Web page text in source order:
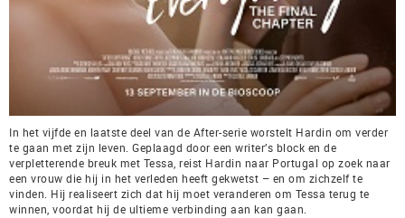
In het vijfde en laatste deel van de After-serie worstelt Hardin om verder
te gaan met zijn leven. Geplaagd door een writer’s block en de
verpletterende breuk met Tessa, reist Hardin naar Portugal op zoek naar
een vrouw die hij in het verleden heeft gekwetst – en om zichzelf te
vinden. Hij realiseert zich dat hij moet veranderen om Tessa terug te
winnen, voordat hij de ultieme verbinding aan kan gaan.